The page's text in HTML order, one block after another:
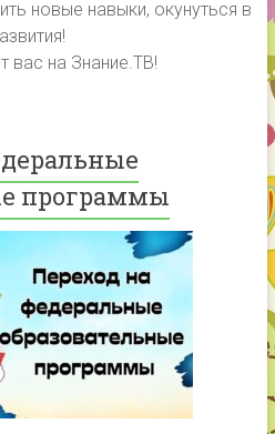
новые навыки, окунуться в
вас на Знание.ТВ!
программы